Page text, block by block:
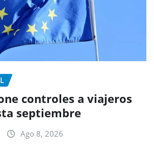
controles a viajeros
septiembre
Ago 8, 2026